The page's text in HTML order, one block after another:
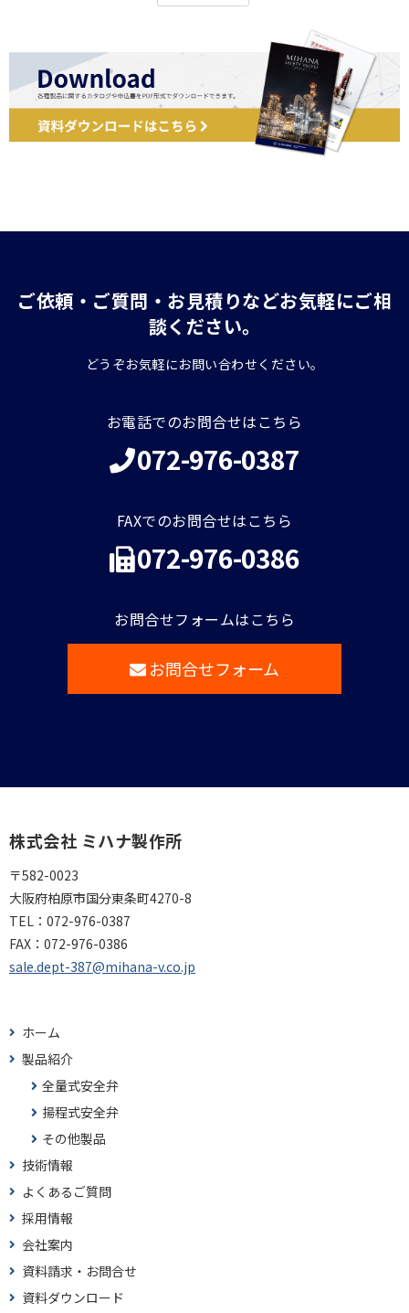
ご依頼・ご質問・お見積りなどお気軽にご相
談ください。
どうぞお気軽にお問い合わせください。
お電話でのお問合せはこちら
072-976-0387
FAXでのお問合せはこちら
072-976-0386
お問合せフォームはこちら
お問合せフォーム
株式会社 ミハナ製作所
〒582-0023
大阪府柏原市国分東条町4270-8
TEL： 072-976-0387
FAX： 072-976-0386
sale.dept-387@mihana-v.co.jp
ホーム
製品紹介
全量式安全弁
揚程式安全弁
その他製品
技術情報
よくあるご質問
採用情報
会社案内
資料請求・お問合せ
資料ダウンロード